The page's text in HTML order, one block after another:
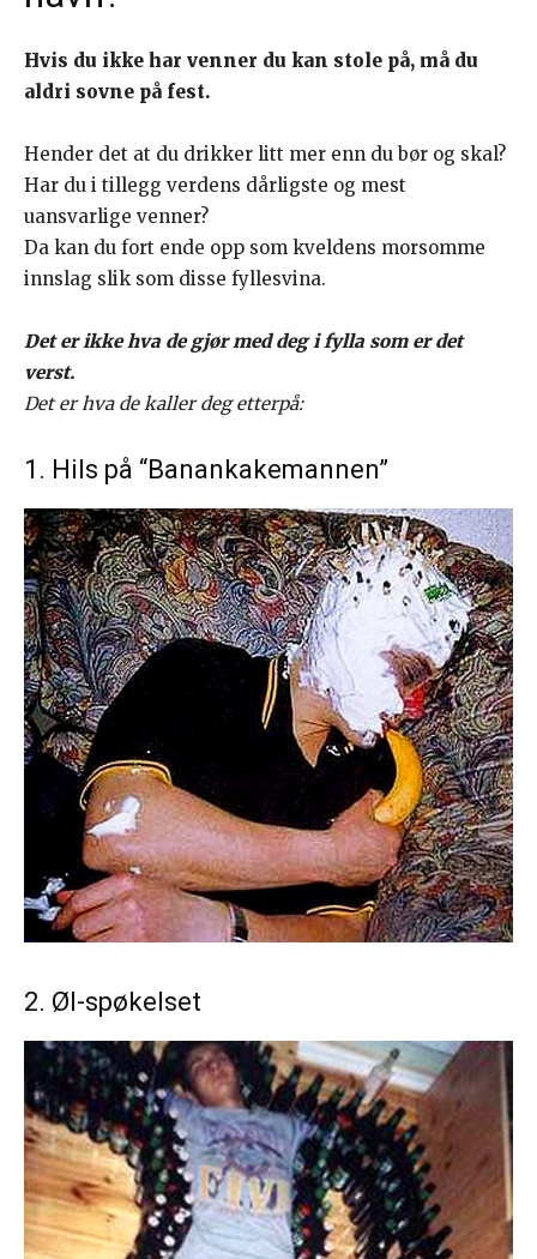
Hvis du ikke har venner du kan stole på, må du
aldri sovne på fest.
Hender det at du drikker litt mer enn du bør og skal?
Har du i tillegg verdens dårligste og mest
uansvarlige venner?
Da kan du fort ende opp som kveldens morsomme
innslag slik som disse fyllesvina.
Det er ikke hva de gjør med deg i fylla som er det
verst.
Det er hva de kaller deg etterpå:
1. Hils på “Banankakemannen”
2. Øl-spøkelset